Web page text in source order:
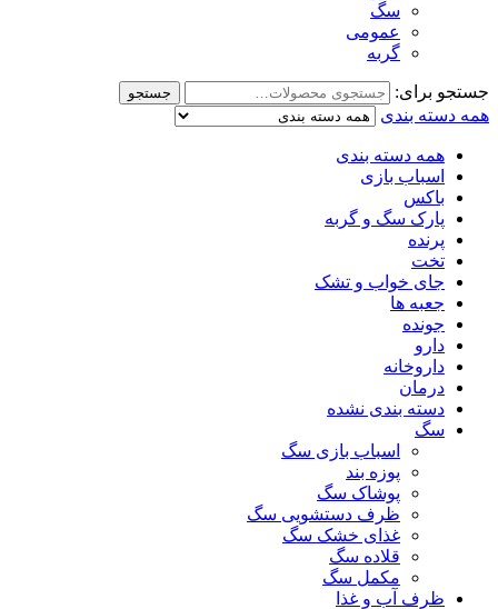
سگ
عمومی
گربه
جستجو برای: جستجو
همه دسته بندی
همه دسته بندی
اسباب بازی
باکس
پارک سگ و گربه
پرنده
تخت
جای خواب و تشک
جعبه ها
جونده
دارو
داروخانه
درمان
دسته بندی نشده
سگ
اسباب بازی سگ
پوزه بند
پوشاک سگ
ظرف دستشویی سگ
غذای خشک سگ
قلاده سگ
مکمل سگ
ظرف آب و غذا